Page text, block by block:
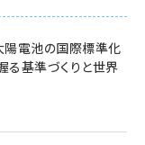
陽電池の国際標準化
基準づくりと世界